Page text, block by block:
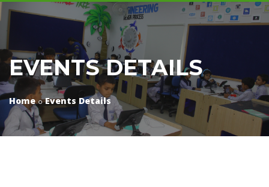
EVENTS DETAILS
Home Events Details